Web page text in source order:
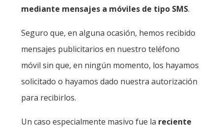
mediante mensajes a móviles de tipo SMS.
Seguro que, en alguna ocasión, hemos recibido
mensajes publicitarios en nuestro teléfono
móvil sin que, en ningún momento, los hayamos
solicitado o hayamos dado nuestra autorización
para recibirlos.
Un caso especialmente masivo fue la reciente